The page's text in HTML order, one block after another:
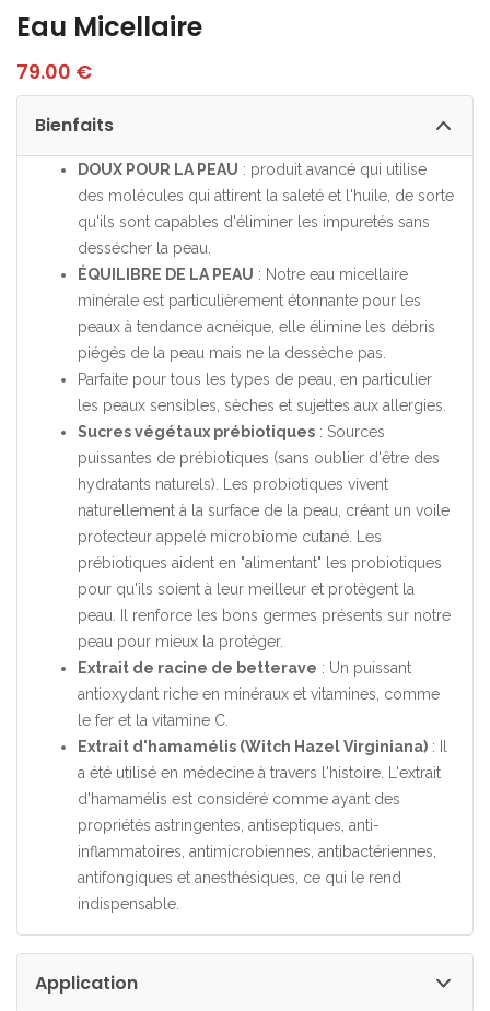
Eau Micellaire
79.00 €
Bienfaits
DOUX POUR LA PEAU : produit avancé qui utilise
des molécules qui attirent la saleté et l'huile, de sorte
qu'ils sont capables d'éliminer les impuretés sans
dessécher la peau.
ÉQUILIBRE DE LA PEAU : Notre eau micellaire
minérale est particulièrement étonnante pour les
peaux à tendance acnéique, elle élimine les débris
piégés de la peau mais ne la dessèche pas.
Parfaite pour tous les types de peau, en particulier
les peaux sensibles, sèches et sujettes aux allergies.
Sucres végétaux prébiotiques : Sources
puissantes de prébiotiques (sans oublier d'être des
hydratants naturels). Les probiotiques vivent
naturellement à la surface de la peau, créant un voile
protecteur appelé microbiome cutané. Les
prébiotiques aident en "alimentant" les probiotiques
pour qu'ils soient à leur meilleur et protègent la
peau. Il renforce les bons germes présents sur notre
peau pour mieux la protéger.
Extrait de racine de betterave : Un puissant
antioxydant riche en minéraux et vitamines, comme
le fer et la vitamine C.
Extrait d'hamamélis (Witch Hazel Virginiana) : Il
a été utilisé en médecine à travers l'histoire. L'extrait
d'hamamélis est considéré comme ayant des
propriétés astringentes, antiseptiques, anti-
inflammatoires, antimicrobiennes, antibactériennes,
antifongiques et anesthésiques, ce qui le rend
indispensable.
Application